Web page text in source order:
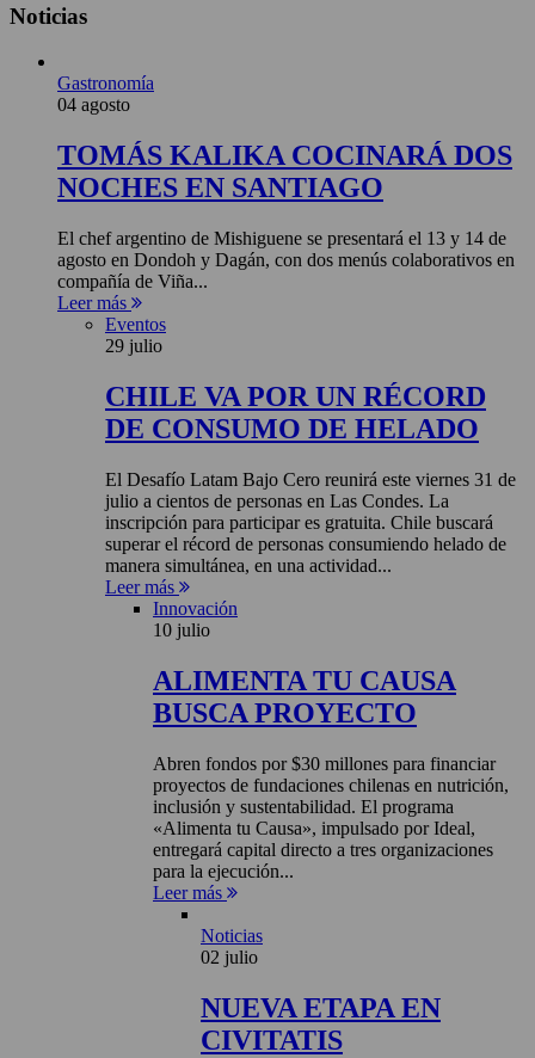
Noticias
Gastronomía
04 agosto
TOMÁS KALIKA COCINARÁ DOS
NOCHES EN SANTIAGO
El chef argentino de Mishiguene se presentará el 13 y 14 de
agosto en Dondoh y Dagán, con dos menús colaborativos en
compañía de Viña...
Leer más
Eventos
29 julio
CHILE VA POR UN RÉCORD
DE CONSUMO DE HELADO
El Desafío Latam Bajo Cero reunirá este viernes 31 de
julio a cientos de personas en Las Condes. La
inscripción para participar es gratuita. Chile buscará
superar el récord de personas consumiendo helado de
manera simultánea, en una actividad...
Leer más
Innovación
10 julio
ALIMENTA TU CAUSA
BUSCA PROYECTO
Abren fondos por $30 millones para financiar
proyectos de fundaciones chilenas en nutrición,
inclusión y sustentabilidad. El programa
«Alimenta tu Causa», impulsado por Ideal,
entregará capital directo a tres organizaciones
para la ejecución...
Leer más
Noticias
02 julio
NUEVA ETAPA EN
CIVITATIS